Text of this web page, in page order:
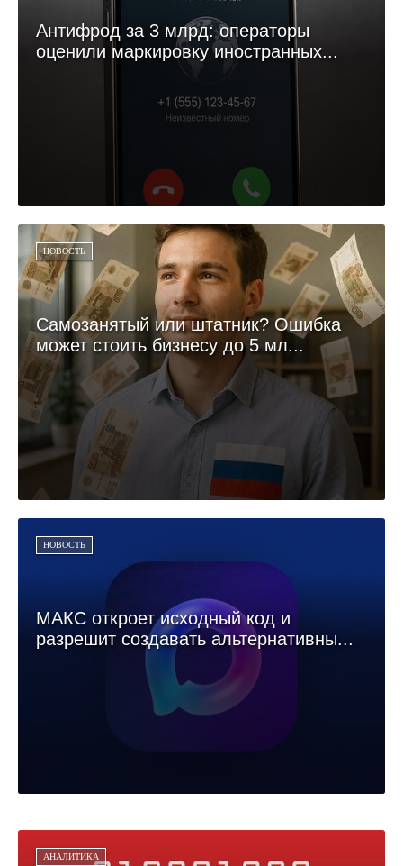
Антифрод за 3 млрд: операторы
оценили маркировку иностранных...
НОВОСТЬ
Самозанятый или штатник? Ошибка
может стоить бизнесу до 5 мл...
НОВОСТЬ
МАКС откроет исходный код и
разрешит создавать альтернативны...
АНАЛИТИКА